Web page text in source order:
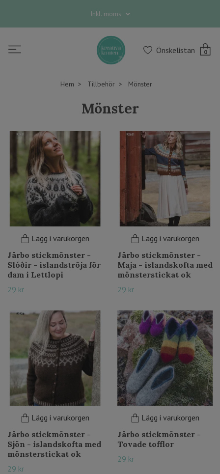
Inkl. moms
Önskelistan 0
Hem Tillbehör Mönster
Mönster
Lägg i varukorgen
Järbo stickmönster -
Slóðir - islandströja för
dam i Lettlopi
29 kr
Lägg i varukorgen
Järbo stickmönster -
Maja - islandskofta med
mönsterstickat ok
29 kr
Lägg i varukorgen
Järbo stickmönster -
Sjön - islandskofta med
mönsterstickat ok
29 kr
Lägg i varukorgen
Järbo stickmönster -
Tovade tofflor
29 kr